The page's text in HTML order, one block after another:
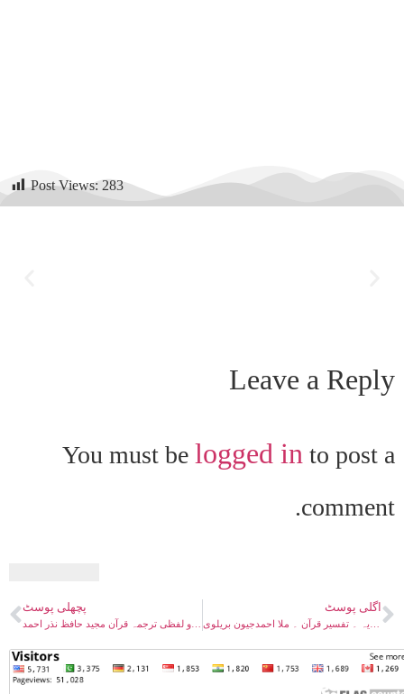
Post Views: 283
Leave a Reply
You must be logged in to post a
comment.
پچھلی پوسٹ اگلی پوسٹ